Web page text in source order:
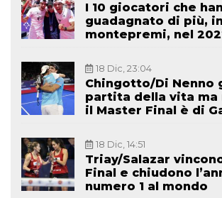
I 10 giocatori che
guadagnato di più,
montepremi, nel
18 Dic, 23:04
Chingotto/Di Nenno
partita della vita ma
il Master Final è di
18 Dic, 14:51
Triay/Salazar
Final e chiudono
numero 1 al mondo